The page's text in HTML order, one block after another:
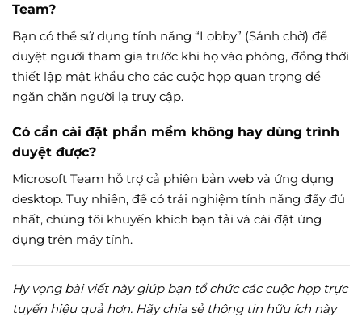
Team?
Bạn có thể sử dụng tính năng “Lobby” (Sảnh chờ) để
duyệt người tham gia trước khi họ vào phòng, đồng thời
thiết lập mật khẩu cho các cuộc họp quan trọng để
ngăn chặn người lạ truy cập.
Có cần cài đặt phần mềm không hay dùng trình
duyệt được?
Microsoft Team hỗ trợ cả phiên bản web và ứng dụng
desktop. Tuy nhiên, để có trải nghiệm tính năng đầy đủ
nhất, chúng tôi khuyến khích bạn tải và cài đặt ứng
dụng trên máy tính.
Hy vọng bài viết này giúp bạn tổ chức các cuộc họp trực
tuyến hiệu quả hơn. Hãy chia sẻ thông tin hữu ích này